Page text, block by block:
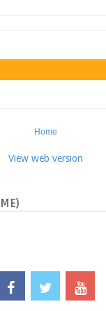
Home
View web version